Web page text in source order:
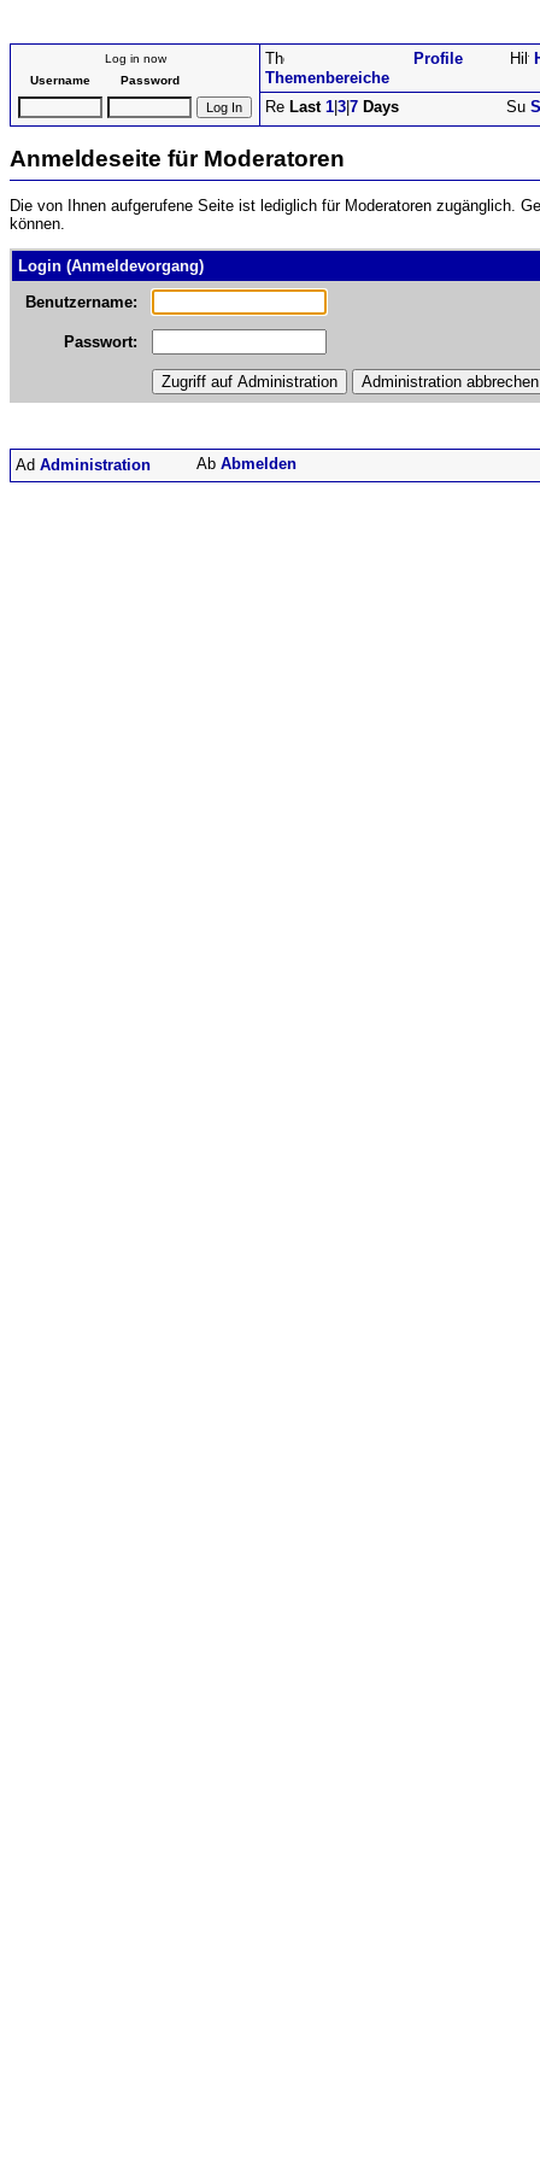
Log in now
Username
Password Themenbereiche
Profile
Last 1 3 7 Days
Anmeldeseite für Moderatoren
Die von Ihnen aufgerufene Seite ist lediglich für Moderatoren zugänglich.
können.
Login (Anmeldevorgang)
Benutzername:
Passwort:
Administration Abmelden